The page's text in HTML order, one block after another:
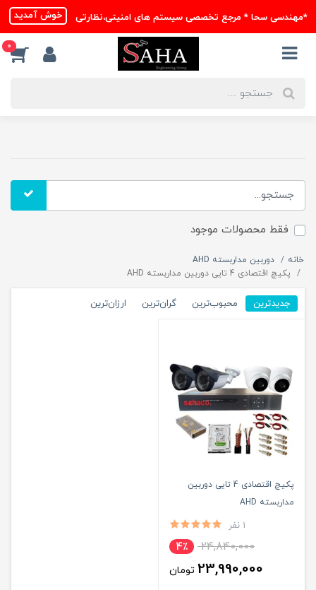
*مهندسی سحا * مرجع تخصصی سیستم های امنیتی،نظارتی خوش آمدید
0
فقط محصولات موجود
خانه
دوربین مداربسته AHD
پکیچ اقتصادی 4 تایی دوربین مداربسته AHD
جدیدترین محبوب‌ترین گران‌ترین ارزان‌ترین
پکیچ اقتصادی 4 تایی دوربین
مداربسته AHD
1 نفر
24,840,000 4٪
23,990,000 تومان